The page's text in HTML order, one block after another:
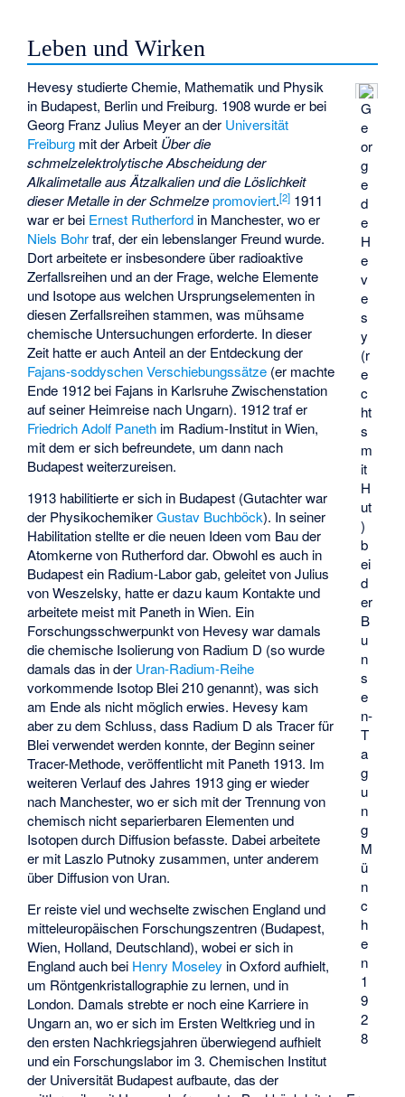
Leben und Wirken
G
e
or
g
e
d
e
H
e
v
e
s
y
(r
e
c
ht
s
m
it
H
ut
)
b
ei
d
er
B
u
n
s
e
n-
T
a
g
u
n
g
M
ü
n
c
h
e
n
1
9
2
8
Hevesy studierte Chemie, Mathematik und Physik
in Budapest, Berlin und Freiburg. 1908 wurde er bei
Georg Franz Julius Meyeran der Universität
Freiburg mit der Arbeit Über die
schmelzelektrolytische Abscheidung der
Alkalimetalle aus Ätzalkalien und die Löslichkeit
dieser Metalle in der Schmelze promoviert.[2] 1911
war er bei Ernest Rutherford in Manchester, wo er
Niels Bohrtraf, der ein lebenslanger Freund wurde.
Dort arbeitete er insbesondere über radioaktive
Zerfallsreihen und an der Frage, welche Elemente
und Isotope aus welchen Ursprungselementen in
diesen Zerfallsreihen stammen, was mühsame
chemische Untersuchungen erforderte. In dieser
Zeit hatte er auch Anteil an der Entdeckung der
Fajans-soddyschen Verschiebungssätze (er machte
Ende 1912 bei Fajans in Karlsruhe Zwischenstation
auf seiner Heimreise nach Ungarn). 1912 traf er
Friedrich Adolf Paneth im Radium-Institut in Wien,
mit dem er sich befreundete, um dann nach
Budapest weiterzureisen.
1913 habilitierte er sich in Budapest (Gutachter war
der PhysikochemikerGustav Buchböck). In seiner
Habilitation stellte er die neuen Ideen vom Bau der
Atomkerne von Rutherford dar. Obwohl es auch in
Budapest ein Radium-Labor gab, geleitet vonJulius
von Weszelsky, hatte er dazu kaum Kontakte und
arbeitete meist mit Paneth in Wien. Ein
Forschungsschwerpunkt von Hevesy war damals
die chemische Isolierung von Radium D (so wurde
damals das in der Uran-Radium-Reihe
vorkommende Isotop Blei 210 genannt), was sich
am Ende als nicht möglich erwies. Hevesy kam
aber zu dem Schluss, dass Radium D als Tracer für
Blei verwendet werden konnte, der Beginn seiner
Tracer-Methode, veröffentlicht mit Paneth 1913. Im
weiteren Verlauf des Jahres 1913 ging er wieder
nach Manchester, wo er sich mit der Trennung von
chemisch nicht separierbaren Elementen und
Isotopen durch Diffusion befasste. Dabei arbeitete
er mit Laszlo Putnoky zusammen, unter anderem
über Diffusion von Uran.
Er reiste viel und wechselte zwischen England und
mitteleuropäischen Forschungszentren (Budapest,
Wien, Holland, Deutschland), wobei er sich in
England auch bei Henry Moseley in Oxford aufhielt,
um Röntgenkristallographie zu lernen, und in
London. Damals strebte er noch eine Karriere in
Ungarn an, wo er sich im Ersten Weltkrieg und in
den ersten Nachkriegsjahren überwiegend aufhielt
und ein Forschungslabor im 3. Chemischen Institut
der Universität Budapest aufbaute, das der